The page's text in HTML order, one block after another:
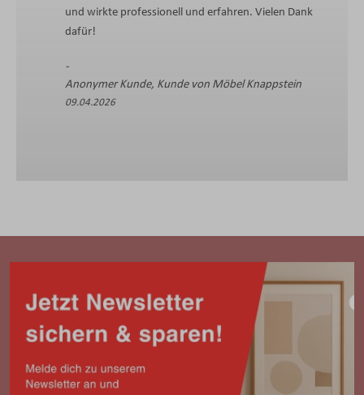
und wirkte professionell und erfahren. Vielen Dank
dafür!
Anonymer Kunde, Kunde von Möbel Knappstein
09.04.2026